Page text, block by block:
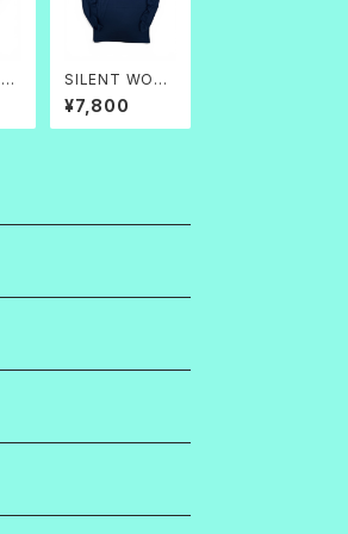
SILENT WORK
L/S 7.1OZ ネイ
ビー
¥7,800